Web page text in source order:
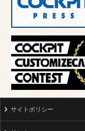
サイトポリシー